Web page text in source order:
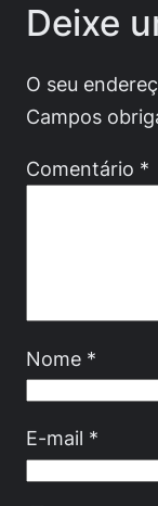
Deixe
O seu
Campos
Comentário *
Nome *
E-mail *